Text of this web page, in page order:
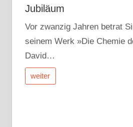
Jubiläum
Vor zwanzig Jahren betrat
seinem Werk »Die Chemie
David…
weiter